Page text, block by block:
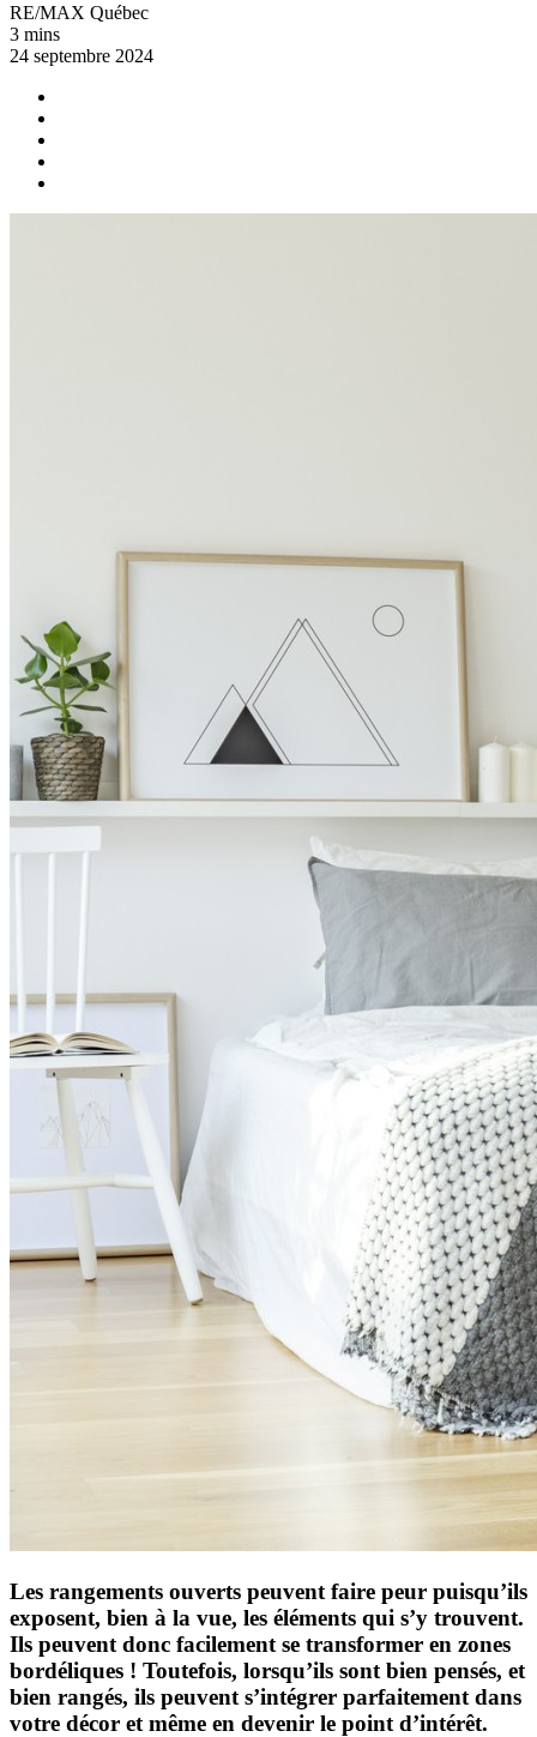
RE/MAX Québec
3 mins
24 septembre 2024
Les rangements ouverts peuvent faire peur puisqu’ils
exposent, bien à la vue, les éléments qui s’y trouvent.
Ils peuvent donc facilement se transformer en zones
bordéliques ! Toutefois, lorsqu’ils sont bien pensés, et
bien rangés, ils peuvent s’intégrer parfaitement dans
votre décor et même en devenir le point d’intérêt.